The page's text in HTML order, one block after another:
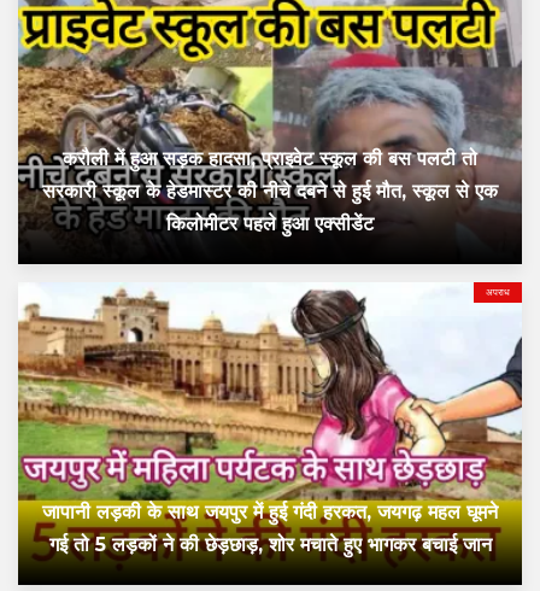
करौली में हुआ सड़क हादसा, प्राइवेट स्कूल की बस पलटी तो
सरकारी स्कूल के हेडमास्टर की नीचे दबने से हुई मौत, स्कूल से एक
किलोमीटर पहले हुआ एक्सीडेंट
अपराध
जापानी लड़की के साथ जयपुर में हुई गंदी हरकत, जयगढ़ महल घूमने
गई तो 5 लड़कों ने की छेड़छाड़, शोर मचाते हुए भागकर बचाई जान